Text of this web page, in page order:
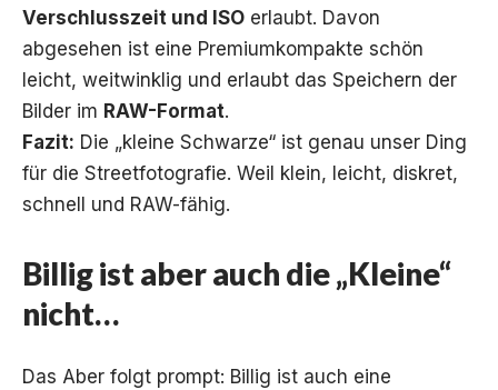
Verschlusszeit und ISO erlaubt. Davon
abgesehen ist eine Premiumkompakte schön
leicht, weitwinklig und erlaubt das Speichern der
Bilder im RAW-Format.
Fazit: Die „kleine Schwarze“ ist genau unser Ding
für die Streetfotografie. Weil klein, leicht, diskret,
schnell und RAW-fähig.
Billig ist aber auch die „Kleine“
nicht…
Das Aber folgt prompt: Billig ist auch eine